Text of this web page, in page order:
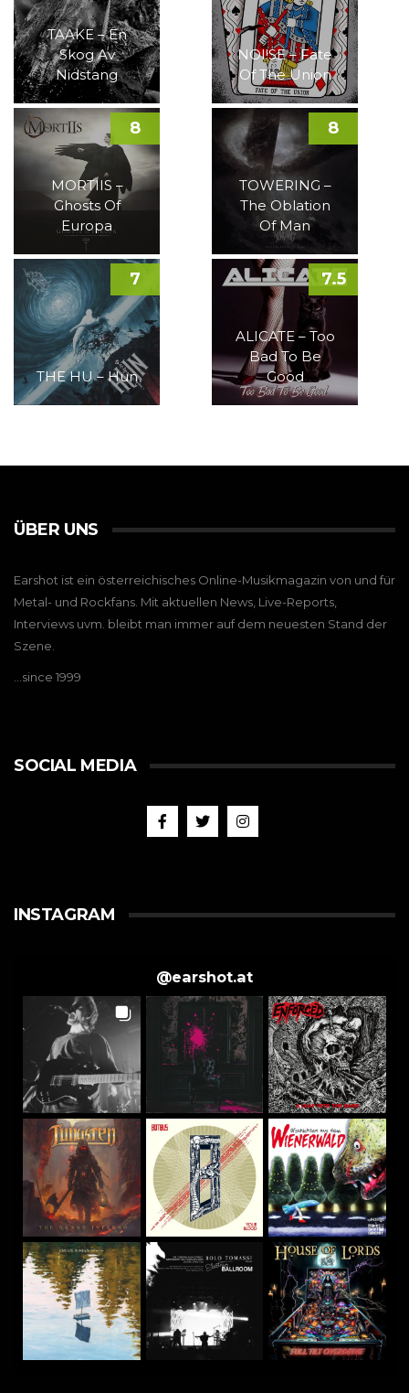
TAAKE – En
Skog Av
Nidstang
NOI!SE – Fate
Of The Union
MORTIIS –
Ghosts Of
Europa
8
TOWERING –
The Oblation
Of Man
8
THE HU – Hun
7
ALICATE – Too
Bad To Be
Good
7.5
ÜBER UNS
Earshot ist ein österreichisches Online-Musikmagazin von und für
Metal- und Rockfans. Mit aktuellen News, Live-Reports,
Interviews uvm. bleibt man immer auf dem neuesten Stand der
Szene.
…since 1999
SOCIAL MEDIA
INSTAGRAM
@earshot.at